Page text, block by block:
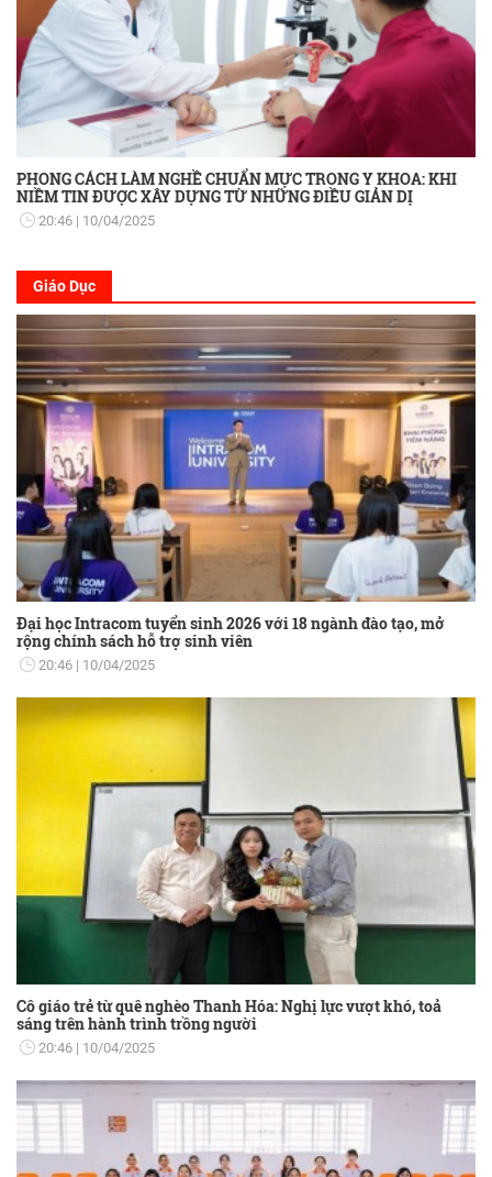
PHONG CÁCH LÀM NGHỀ CHUẨN MỰC TRONG Y KHOA: KHI
NIỀM TIN ĐƯỢC XÂY DỰNG TỪ NHỮNG ĐIỀU GIẢN DỊ
20:46 10/04/2025
Giáo Dục
Đại học Intracom tuyển sinh 2026 với 18 ngành đào tạo, mở
rộng chính sách hỗ trợ sinh viên
20:46 10/04/2025
Cô giáo trẻ từ quê nghèo Thanh Hóa: Nghị lực vượt khó, toả
sáng trên hành trình trồng người
20:46 10/04/2025